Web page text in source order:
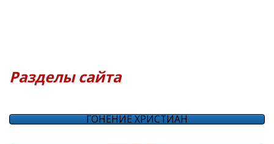
Разделы сайта
ГОНЕНИЕ ХРИСТИАН